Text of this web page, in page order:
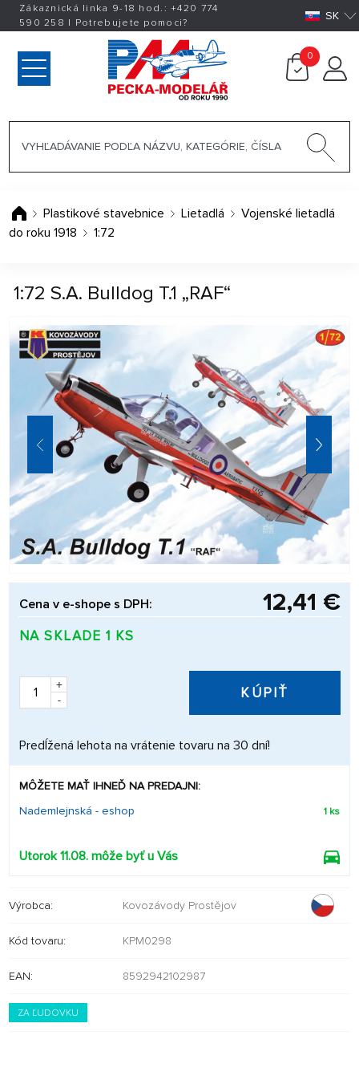
Zákaznická linka 9-18 hod.:+420 774
590 258 | Potrebujete pomoci? SK
0
Plastikové stavebnice Lietadlá
Vojenské lietadlá
do roku 1918
1:72
1:72 S.A. Bulldog T.1 „RAF“
Cena v e-shope s DPH: 12,41 €
NA SKLADE 1 KS
+
-
KÚPIŤ
Predĺžená lehota na vrátenie tovaru na 30 dní!
MÔŽETE MAŤ IHNEĎ NA PREDAJNI:
Nademlejnská - eshop
1 ks
Utorok 11.08. môže byť u Vás
Výrobca: Kovozávody Prostějov
Kód tovaru: KPM0298
EAN: 8592942102987
ZA ĽUDOVKU